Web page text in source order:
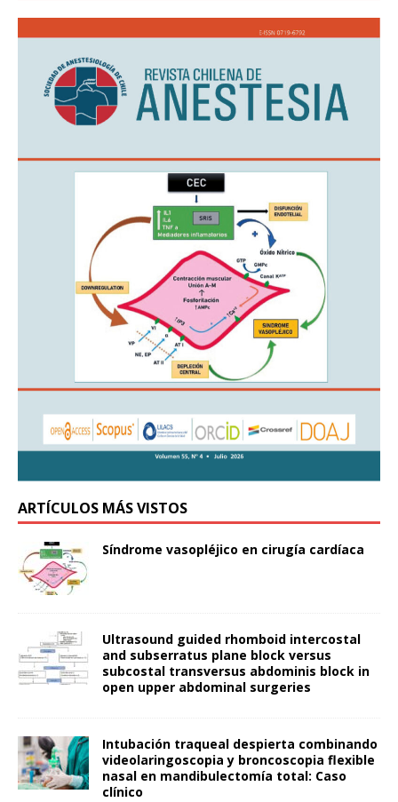
ARTÍCULOS MÁS VISTOS
Síndrome vasopléjico en cirugía cardíaca
Ultrasound guided rhomboid intercostal
and subserratus plane block versus
subcostal transversus abdominis block in
open upper abdominal surgeries
Intubación traqueal despierta combinando
videolaringoscopia y broncoscopia flexible
nasal en mandibulectomía total: Caso
clínico